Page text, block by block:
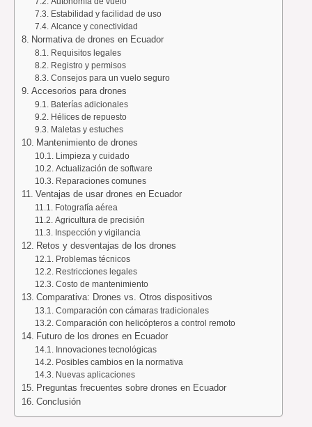
Estabilidad y facilidad de uso
Alcance y conectividad
Normativa de drones en Ecuador
Requisitos legales
Registro y permisos
Consejos para un vuelo seguro
Accesorios para drones
Baterías adicionales
Hélices de repuesto
Maletas y estuches
Mantenimiento de drones
Limpieza y cuidado
Actualización de software
Reparaciones comunes
Ventajas de usar drones en Ecuador
Fotografía aérea
Agricultura de precisión
Inspección y vigilancia
Retos y desventajas de los drones
Problemas técnicos
Restricciones legales
Costo de mantenimiento
Comparativa: Drones vs. Otros dispositivos
Comparación con cámaras tradicionales
Comparación con helicópteros a control remoto
Futuro de los drones en Ecuador
Innovaciones tecnológicas
Posibles cambios en la normativa
Nuevas aplicaciones
Preguntas frecuentes sobre drones en Ecuador
Conclusión